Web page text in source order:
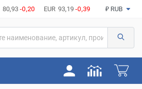
80,93 -0,20 EUR 93,19 -0,39 ₽ RUB